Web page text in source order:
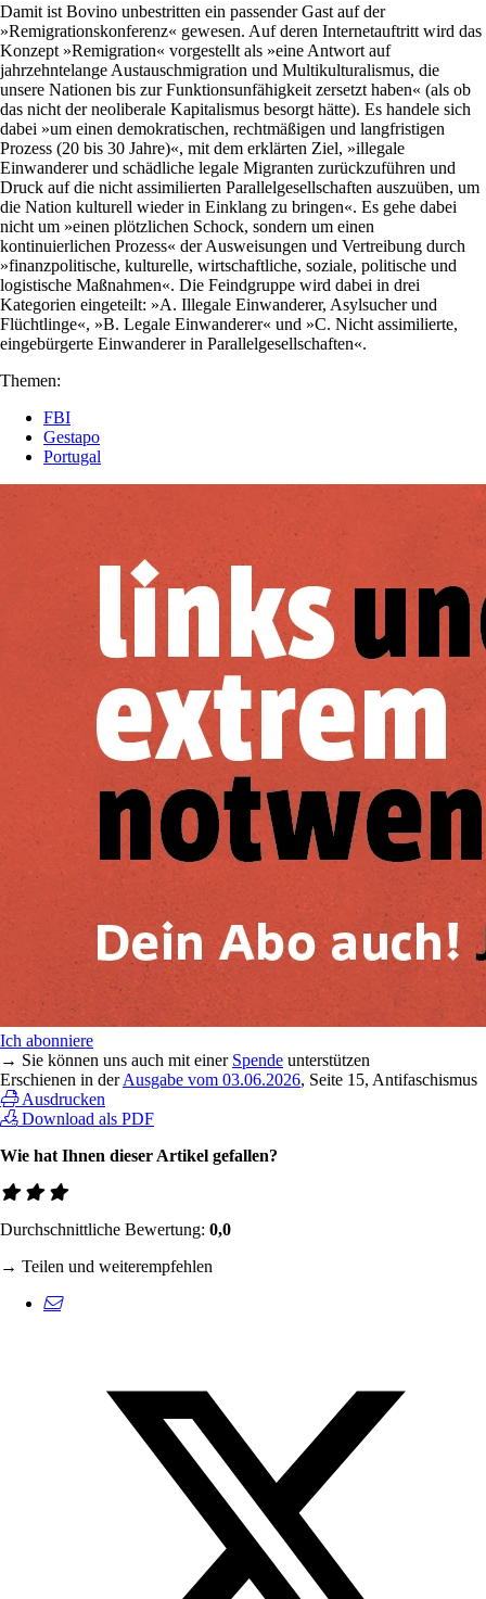
Damit ist Bovino unbestritten ein passender Gast auf der
»Remigrationskonferenz« gewesen. Auf deren Internetauftritt wird das
Konzept »Remigration« vorgestellt als »eine Antwort auf
jahrzehntelange Austauschmigration und Multikulturalismus, die
unsere Nationen bis zur Funktionsunfähigkeit zersetzt haben« (als ob
das nicht der neoliberale Kapitalismus besorgt hätte). Es handele sich
dabei »um einen demokratischen, rechtmäßigen und langfristigen
Prozess (20 bis 30 Jahre)«, mit dem erklärten Ziel, »illegale
Einwanderer und schädliche legale Migranten zurückzuführen und
Druck auf die nicht assimilierten Parallelgesellschaften auszuüben, um
die Nation kulturell wieder in Einklang zu bringen«. Es gehe dabei
nicht um »einen plötzlichen Schock, sondern um einen
kontinuierlichen Prozess« der Ausweisungen und Vertreibung durch
»finanzpolitische, kulturelle, wirtschaftliche, soziale, politische und
logistische Maßnahmen«. Die Feindgruppe wird dabei in drei
Kategorien eingeteilt: »A. Illegale Einwanderer, Asylsucher und
Flüchtlinge«, »B. Legale Einwanderer« und »C. Nicht assimilierte,
eingebürgerte Einwanderer in Parallelgesellschaften«.
Themen:
FBI
Gestapo
Portugal
Ich abonniere
→ Sie können uns auch mit einer Spende unterstützen
Erschienen in derAusgabe vom 03.06.2026, Seite 15, Antifaschismus
Ausdrucken
Download als PDF
Wie hat Ihnen dieser Artikel gefallen?
Durchschnittliche Bewertung: 0,0
→ Teilen und weiterempfehlen